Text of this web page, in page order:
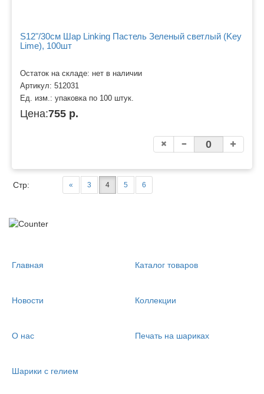
S12"/30см Шар Linking Пастель Зеленый светлый (Key
Lime), 100шт
Остаток на складе: нет в наличии
Артикул: 512031
Ед. изм.: упаковка по 100 штук.
Цена:755 р.
Стр: « 3 4 5 6
Главная Каталог товаров
Новости Коллекции
О нас Печать на шариках
Шарики с гелием